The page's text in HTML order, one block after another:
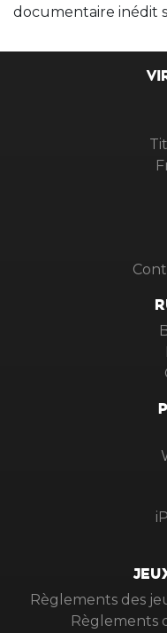
documentaire inédit
Règlements des
Règlements